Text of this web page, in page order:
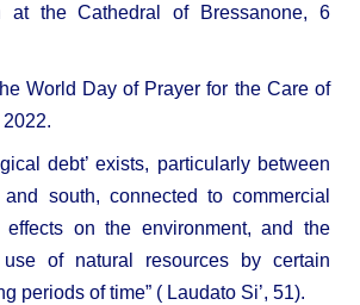
at the Cathedral of Bressanone, 6
World Day of Prayer for the Care of
debt’ exists, particularly between
south, connected to commercial
effects on the environment, and the
use of natural resources by certain
periods of time” ( Laudato Si’, 51).